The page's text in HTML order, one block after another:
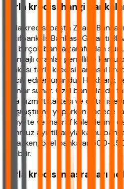
Tarla kredisi hangi
Tarla kredisi başta Ziraat
Vakıfbank, İş Bankası, Garanti
gibi birçok banka tarafından
avantajlı oranlar genellikle kamu
Bankası tarla kredisi tarımsal
tercih edilen üründür. Halkbank
oranlar sunar. Özel bankalarda
ama hizmet kalitesi ve dijital
Karşılaştırma yaparken sadece
maliyete ve masraf kalemlerine
Temmuz ayı itibarıyla kamu
almazken, özel bankalar 500-
edebilir.
Tarla kredisi masrafları